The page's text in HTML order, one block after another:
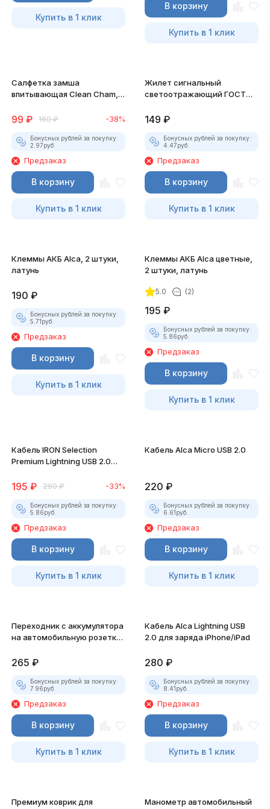
Купить в 1 клик
В корзину
Купить в 1 клик
Салфетка замша
впитывающая Clean Cham,
99 ₽ 160 ₽ -38%
Бонусных рублей за покупку:
2.97руб.
Предзаказ
В корзину
Купить в 1 клик
Жилет сигнальный
светоотражающий ГОСТ
149 ₽
Бонусных рублей за покупку:
4.47руб.
Предзаказ
В корзину
Купить в 1 клик
Клеммы АКБ Alca, 2 штуки,
латунь
190 ₽
Бонусных рублей за покупку:
5.71руб.
Предзаказ
В корзину
Купить в 1 клик
Клеммы АКБ Alca цветные,
2 штуки, латунь
5.0 (2)
195 ₽
Бонусных рублей за покупку:
5.86руб.
Предзаказ
В корзину
Купить в 1 клик
Кабель IRON Selection
Premium Lightning USB 2.0
195 ₽ 290 ₽ -33%
Бонусных рублей за покупку:
5.86руб.
Предзаказ
В корзину
Купить в 1 клик
Кабель Alca Micro USB 2.0
220 ₽
Бонусных рублей за покупку:
6.61руб.
Предзаказ
В корзину
Купить в 1 клик
Переходник с аккумулятора
на автомобильную розетку
"крокодилами")
265 ₽
Бонусных рублей за покупку:
7.96руб.
Предзаказ
В корзину
Купить в 1 клик
Кабель Alca Lightning USB
2.0 для заряда iPhone/iPad
280 ₽
Бонусных рублей за покупку:
8.41руб.
Предзаказ
В корзину
Купить в 1 клик
Премиум коврик для
Манометр автомобильный